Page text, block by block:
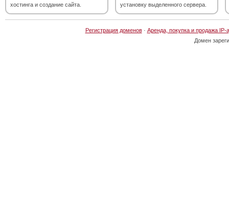
хостинга и создание сайта.
установку выделенного сервера.
Регистрация доменов· Аренда, покупка и продажа IP-
Домен